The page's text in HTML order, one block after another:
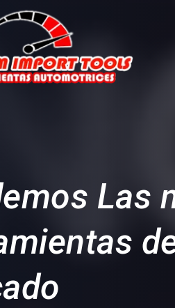
Las